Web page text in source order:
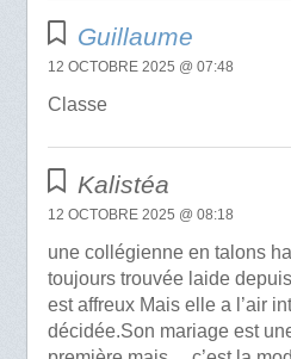
Guillaume
12 OCTOBRE 2025 @ 07:48
Classe
Kalistéa
12 OCTOBRE 2025 @ 08:18
une collégienne en talons
toujours trouvée laide
est affreux Mais elle a l’air
décidée.Son mariage est